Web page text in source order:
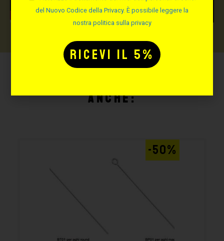
anche:
-50%
del Nuovo Codice della Privacy. È possibile leggere la
nostra politica sulla privacy